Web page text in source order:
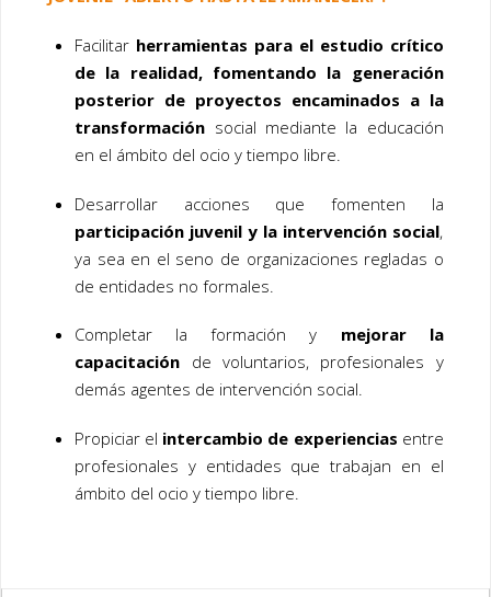
Facilitar herramientas para el estudio crítico
de la realidad, fomentando la generación
posterior de proyectos encaminados a la
transformación social mediante la educación
en el ámbito del ocio y tiempo libre.
Desarrollar acciones que fomenten la
participación juvenil y la intervención social,
ya sea en el seno de organizaciones regladas o
de entidades no formales.
Completar la formación y mejorar la
capacitación de voluntarios, profesionales y
demás agentes de intervención social.
Propiciar el intercambio de experiencias entre
profesionales y entidades que trabajan en el
ámbito del ocio y tiempo libre.